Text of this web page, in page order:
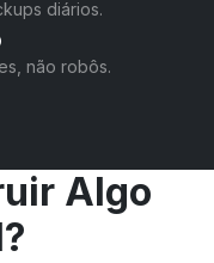
diários.
não robôs.
Algo